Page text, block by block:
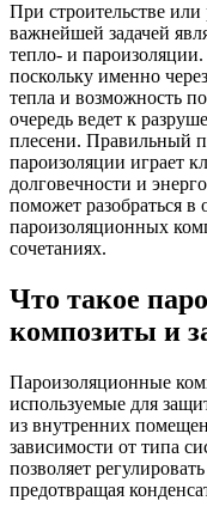
При строительстве
важнейшей задачей
тепло- и пароизоляции.
поскольку именно
тепла и возможность
очередь ведет к
плесени. Правильный
пароизоляции играет
долговечности и
поможет разобраться в
пароизоляционных
сочетаниях.
Что такое
композиты и
Пароизоляционные
используемые для
из внутренних
зависимости от типа
позволяет
предотвращая